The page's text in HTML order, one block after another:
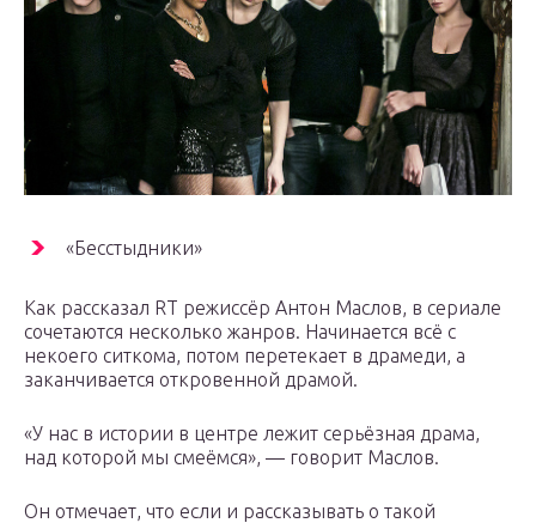
«Бесстыдники»
Как рассказал RT режиссёр Антон Маслов, в сериале
сочетаются несколько жанров. Начинается всё с
некоего ситкома, потом перетекает в драмеди, а
заканчивается откровенной драмой.
«У нас в истории в центре лежит серьёзная драма,
над которой мы смеёмся», — говорит Маслов.
Он отмечает, что если и рассказывать о такой